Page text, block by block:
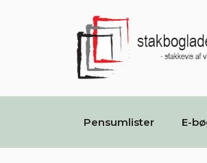
Pensumlister E-